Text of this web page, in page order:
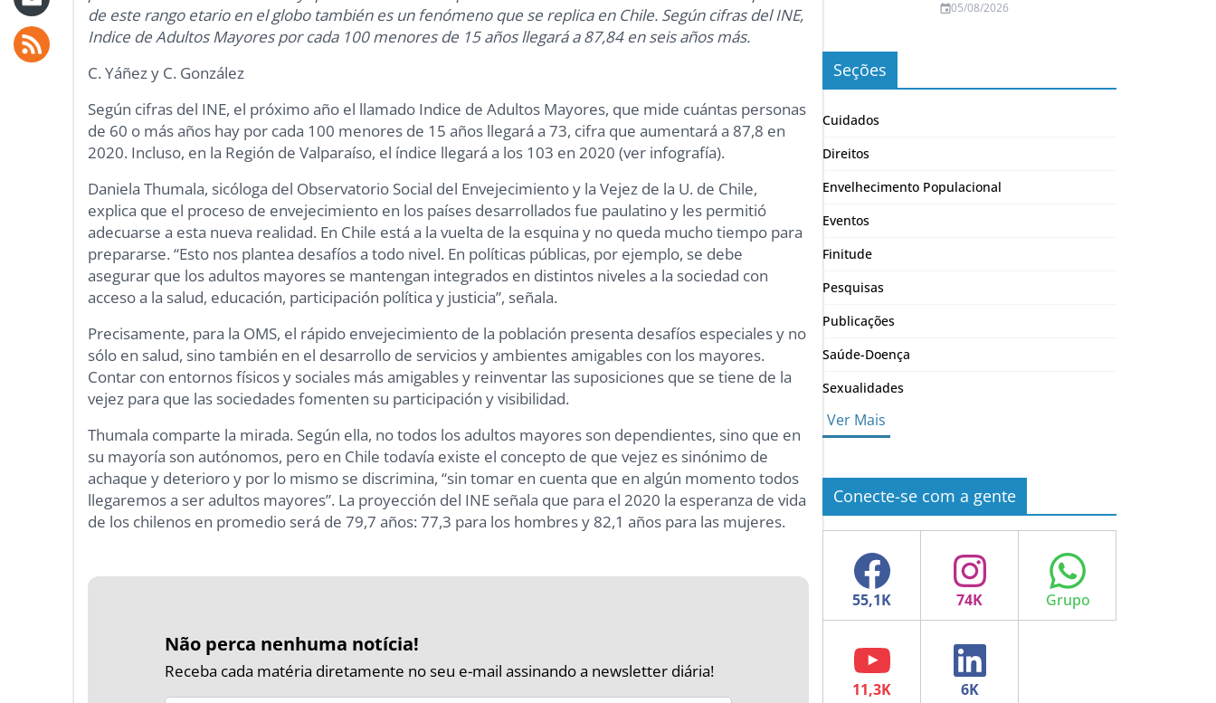
de este rango etario en el globo también es un fenómeno que se replica en Chile. Según cifras del INE,
Indice de Adultos Mayores por cada 100 menores de 15 años llegará a 87,84 en seis años más.
C. Yáñez y C. González
Según cifras del INE, el próximo año el llamado Indice de Adultos Mayores, que mide cuántas personas
de 60 o más años hay por cada 100 menores de 15 años llegará a 73, cifra que aumentará a 87,8 en
2020. Incluso, en la Región de Valparaíso, el índice llegará a los 103 en 2020 (ver infografía).
Daniela Thumala, sicóloga del Observatorio Social del Envejecimiento y la Vejez de la U. de Chile,
explica que el proceso de envejecimiento en los países desarrollados fue paulatino y les permitió
adecuarse a esta nueva realidad. En Chile está a la vuelta de la esquina y no queda mucho tiempo para
prepararse. “Esto nos plantea desafíos a todo nivel. En políticas públicas, por ejemplo, se debe
asegurar que los adultos mayores se mantengan integrados en distintos niveles a la sociedad con
acceso a la salud, educación, participación política y justicia”, señala.
Precisamente, para la OMS, el rápido envejecimiento de la población presenta desafíos especiales y no
sólo en salud, sino también en el desarrollo de servicios y ambientes amigables con los mayores.
Contar con entornos físicos y sociales más amigables y reinventar las suposiciones que se tiene de la
vejez para que las sociedades fomenten su participación y visibilidad.
Thumala comparte la mirada. Según ella, no todos los adultos mayores son dependientes, sino que en
su mayoría son autónomos, pero en Chile todavía existe el concepto de que vejez es sinónimo de
achaque y deterioro y por lo mismo se discrimina, “sin tomar en cuenta que en algún momento todos
llegaremos a ser adultos mayores”. La proyección del INE señala que para el 2020 la esperanza de vida
de los chilenos en promedio será de 79,7 años: 77,3 para los hombres y 82,1 años para las mujeres.
Não perca nenhuma notícia!
Receba cada matéria diretamente no seu e-mail assinando a newsletter diária!
05/08/2026
Seções
Cuidados
Direitos
Envelhecimento Populacional
Eventos
Finitude
Pesquisas
Publicações
Saúde-Doença
Sexualidades
Ver Mais
Conecte-se com a gente
Facebook Instagram WhatsApp
YouTube LinkedIn